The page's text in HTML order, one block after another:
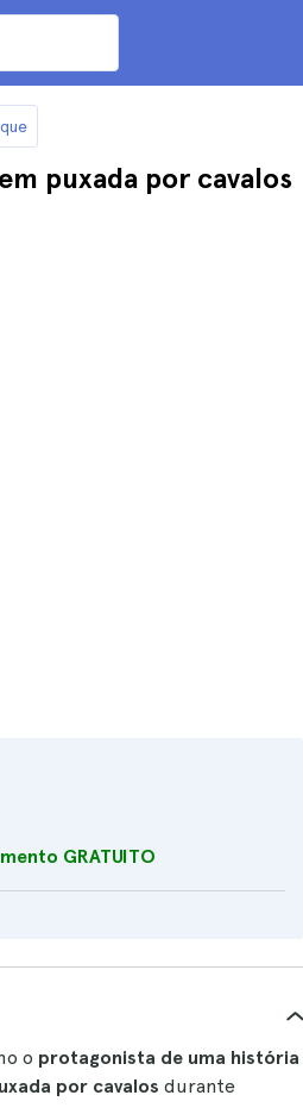
puxada por cavalos
GRATUITO
o protagonista de uma história
por cavalos durante